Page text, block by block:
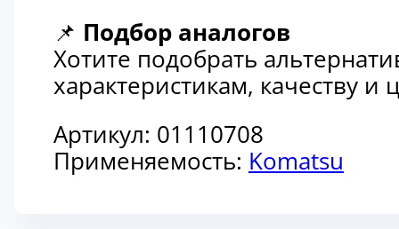
📌 Подбор аналогов
Хотите подобрать
характеристикам, качеству
Артикул: 01110708
Применяемость: Komatsu